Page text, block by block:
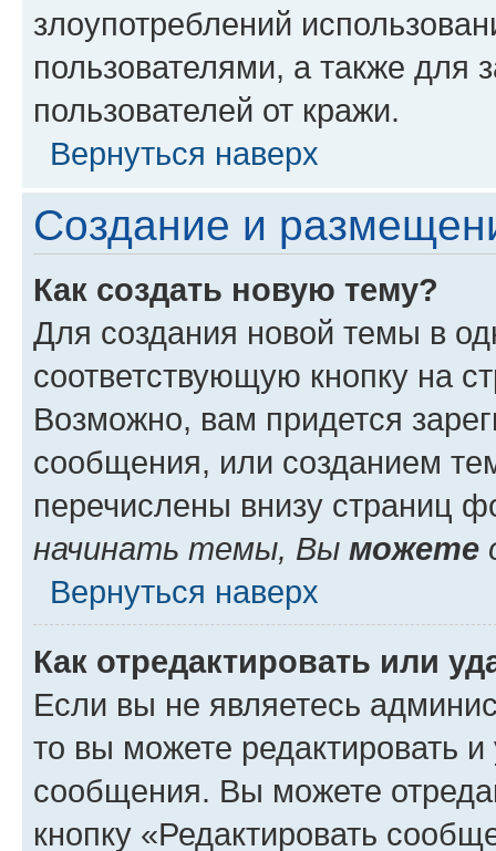
злоупотреблений
пользователями, а также для
пользователей от кражи.
Вернуться наверх
Создание и
Как создать новую тему?
Для создания новой темы в
соответствующую кнопку на
Возможно, вам придется
сообщения, или созданием
перечислены внизу страниц
начинать темы, Вы можете
Вернуться наверх
Как отредактировать или
Если вы не являетесь
то вы можете редактировать
сообщения. Вы можете
кнопку «Редактировать